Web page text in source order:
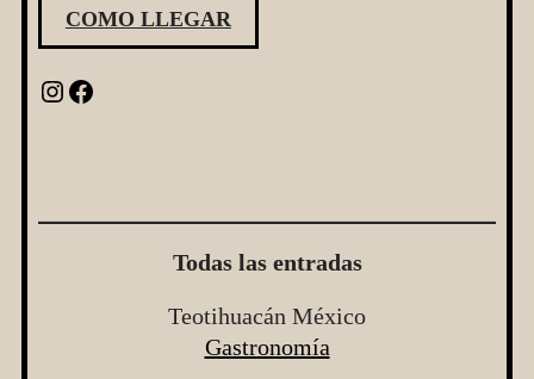
COMO LLEGAR
Instagram Facebook
Todas las entradas
Teotihuacán México
Gastronomía